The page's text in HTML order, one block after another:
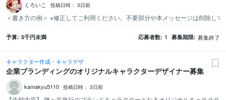
くろいこ 投稿日時： 3日前
予算 5千円未満 応募者数 1 募集期限 募集終了
キャラクター作成・キャラデザ
企業ブランディングのオリジナルキャラクターデザイナー募集
kamakyu5110 投稿日時： 3日前